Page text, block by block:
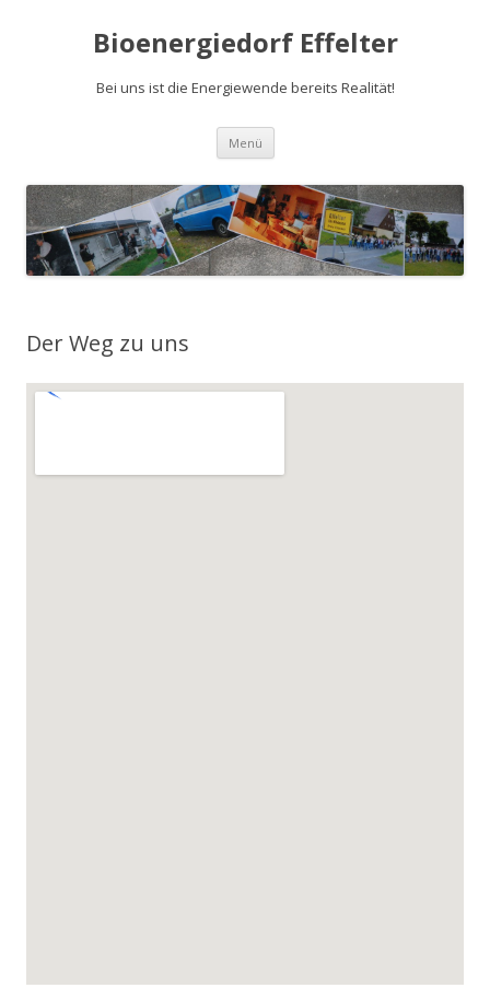
Bioenergiedorf Effelter
Bei uns ist die Energiewende bereits Realität!
Menü Zum Inhalt springen
Der Weg zu uns